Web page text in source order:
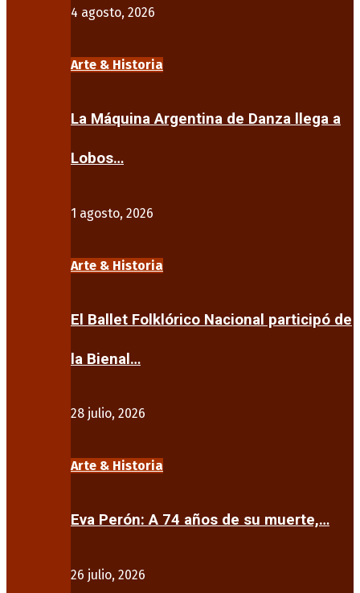
4 agosto, 2026
Arte & Historia
La Máquina Argentina de Danza llega a
Lobos…
1 agosto, 2026
Arte & Historia
El Ballet Folklórico Nacional participó de
la Bienal…
28 julio, 2026
Arte & Historia
Eva Perón: A 74 años de su muerte,…
26 julio, 2026